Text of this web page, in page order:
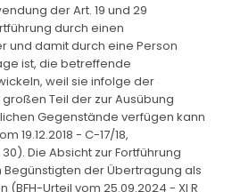
der Art. 19 und 29
durch einen
und damit durch eine Person
ist, die betreffende
weil sie infolge der
Teil der zur Ausübung
Gegenstände verfügen kann
19.12.2018 - C-17/18,
30). Die Absicht zur Fortführung
der Übertragung als
Urteil vom 25.09.2024 - XI R